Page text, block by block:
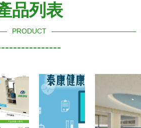
品列表
PRODUCT